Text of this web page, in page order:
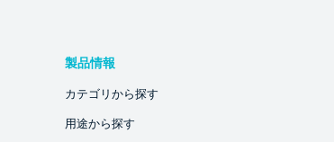
製品情報
カテゴリから探す
用途から探す